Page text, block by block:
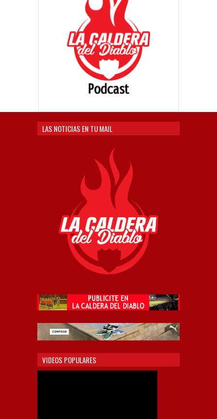
LAS NOTICIAS EN TU MAIL
VIDEOS POPULARES